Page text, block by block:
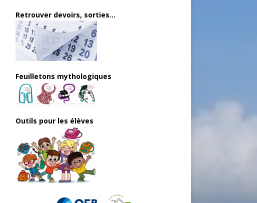
Retrouver devoirs, sorties...
Feuilletons mythologiques
Outils pour les élèves